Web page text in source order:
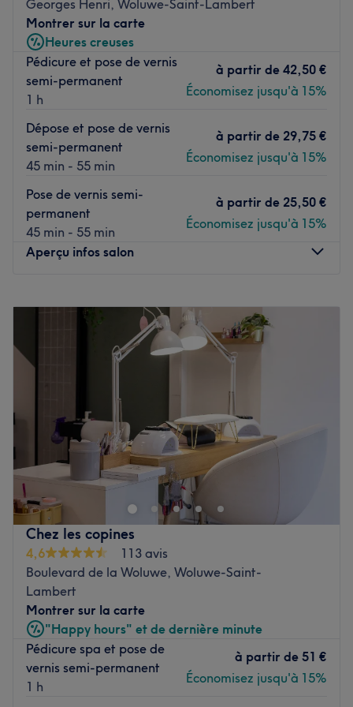
Het team:
De salon heeft een klein team van medewerkers die zorg
dragen voor de klanten. Ze zijn professioneel, vriendelijk
en streven ernaar om aan alle behoeften van hun klanten
te voldoen.
Wat we leuk vinden aan de salon:
Sfeer: vriendelijk & verzorgd.
Gespecialiseerd in: Gespecialiseerde
diabeet pt). Pedicure en gelaatsverzorging.
Voir le salon
Georges Henri, Woluwe-Saint-Lambert
Montrer sur la carte
Heures creuses
Pédicure et pose de vernis
semi-permanent
1 h
à partir de 42,50 €
Économisez jusqu'à 15%
Dépose et pose de vernis
semi-permanent
45 min - 55 min
à partir de 29,75 €
Économisez jusqu'à 15%
Pose de vernis semi-
permanent
45 min - 55 min
à partir de 25,50 €
Économisez jusqu'à 15%
Aperçu infos salon
10:00
10:00
10:00
Dimanche
Situé à Woluwe-Saint-Lambert, Emmanails Pro est un bar
à ongles à l'ambiance conviviale et décontractée. Emma
Phuong, professionnelle ongulaire et passionnée, vous
accueille avec le sourire. Elle vous proposera une large
gamme de prestations pour la mise en beauté de vos
ongles. Des poses de vernis, des beautés des mains et des
pieds, des rallongements ou nail art, rien n'est oublié
pour prendre soin de vous !
Transport public le plus proche
Le salon est situé à deux minutes à pied de la station de
tramway Georges Henri.
L’équipe
Chez les copines
4,6
113 avis
Boulevard de la Woluwe, Woluwe-Saint-
Lambert
Montrer sur la carte
"Happy hours" et de dernière minute
Pédicure spa et pose de
vernis semi-permanent
1 h
à partir de 51 €
Économisez jusqu'à 15%